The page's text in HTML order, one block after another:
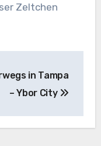
Zeltchen
in Tampa
– Ybor City